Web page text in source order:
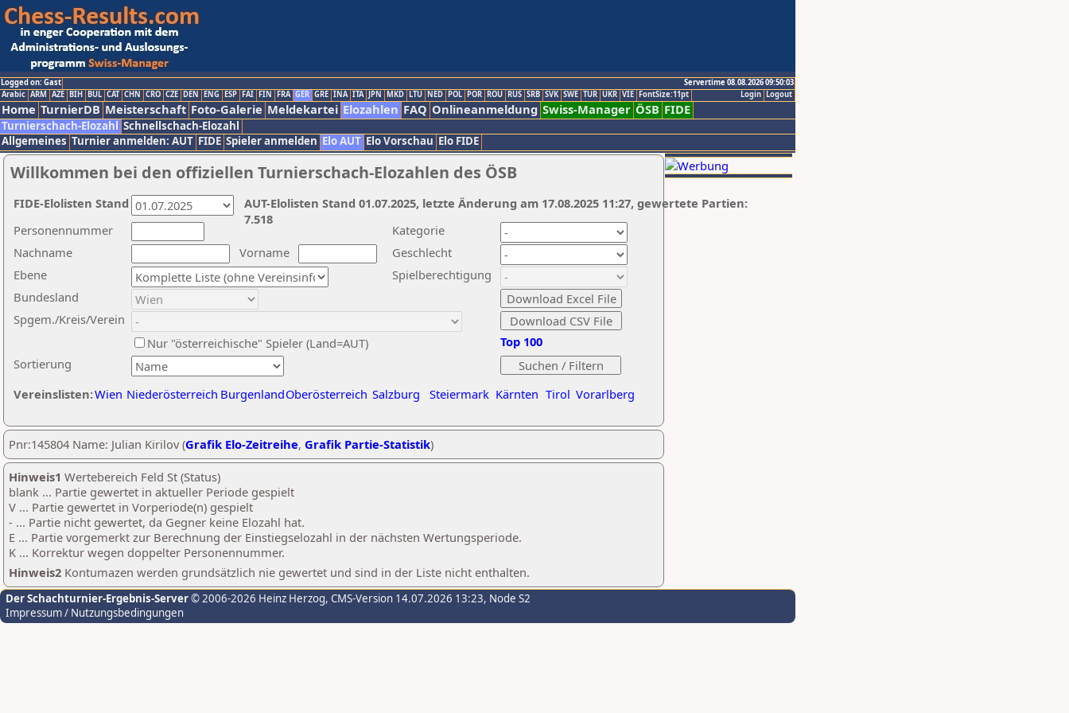
Logged on: Gast
Servertime 08.08.2026 09:50:03
Logout
Login
Arabic ARM AZE BIH BUL CAT CHN CRO CZE DEN ENG ESP FAI FIN FRA GER GRE INA ITA JPN MKD LTU NED POL POR ROU RUS SRB SVK SWE TUR UKR VIE FontSize:11pt
Home TurnierDB Meisterschaft Foto-Galerie Meldekartei Elozahlen FAQ Onlineanmeldung Swiss-Manager ÖSB FIDE
Turnierschach-Elozahl Schnellschach-Elozahl
Allgemeines Turnier anmelden: AUT FIDE Spieler anmelden Elo AUT Elo Vorschau Elo FIDE
Willkommen bei den offiziellen Turnierschach-Elozahlen des ÖSB
Nachname
Vorname
Ebene
Kategorie
Sortierung
Personennummer
Bundesland
Spgem./Kreis/Verein
Geschlecht
Nur "österreichische" Spieler (Land=AUT)
Spielberechtigung
Vereinslisten:Wien Niederösterreich BurgenlandOberösterreich Salzburg Steiermark Kärnten Tirol Vorarlberg
Top 100
AUT-Elolisten Stand 01.07.2025, letzte Änderung am 17.08.2025 11:27, gewertete Partien:
7.518
FIDE-Elolisten Stand
Pnr:145804 Name: Julian Kirilov (Grafik Elo-Zeitreihe, Grafik Partie-Statistik)
Hinweis1 Wertebereich Feld St (Status)
blank ... Partie gewertet in aktueller Periode gespielt
V ... Partie gewertet in Vorperiode(n) gespielt
- ... Partie nicht gewertet, da Gegner keine Elozahl hat.
E ... Partie vorgemerkt zur Berechnung der Einstiegselozahl in der nächsten Wertungsperiode.
K ... Korrektur wegen doppelter Personennummer.
Hinweis2 Kontumazen werden grundsätzlich nie gewertet und sind in der Liste nicht enthalten.
Der Schachturnier-Ergebnis-Server© 2006-2026 Heinz Herzog, CMS-Version 14.07.2026 13:23, Node S2
Impressum / Nutzungsbedingungen